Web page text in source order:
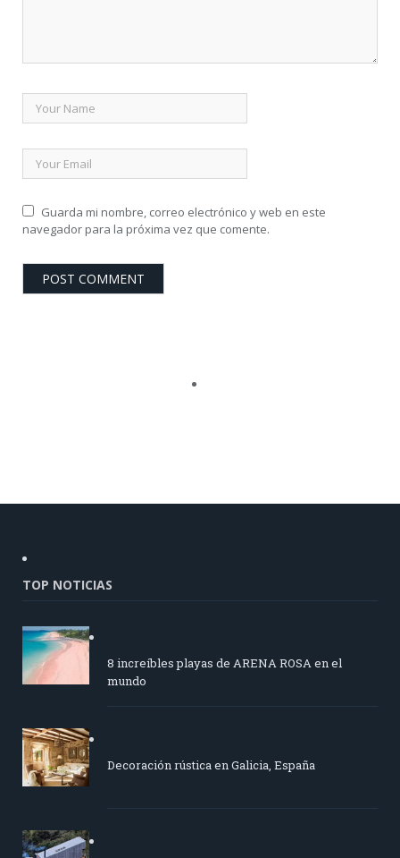
Guarda mi nombre, correo electrónico y web en este
navegador para la próxima vez que comente.
TOP NOTICIAS
8 increíbles playas de ARENA ROSA en el
mundo
Decoración rústica en Galicia, España